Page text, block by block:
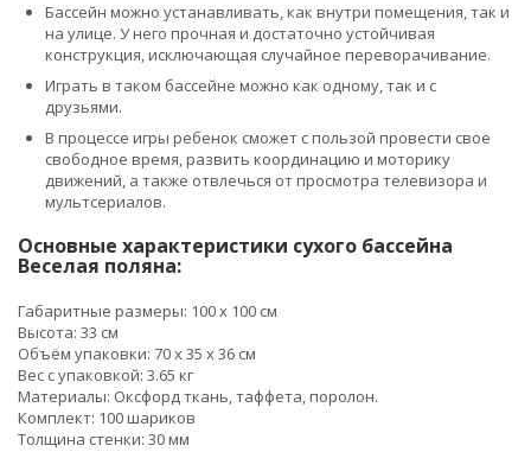
Бассейн можно устанавливать, как внутри помещения, так и
на улице. У него прочная и достаточно устойчивая
конструкция, исключающая случайное переворачивание.
Играть в таком бассейне можно как одному, так и с
друзьями.
В процессе игры ребенок сможет с пользой провести свое
свободное время, развить координацию и моторику
движений, а также отвлечься от просмотра телевизора и
мультсериалов.
Основные характеристики сухого бассейна
Веселая поляна:
Габаритные размеры: 100 x 100 см
Высота: 33 см
Объём упаковки: 70 x 35 x 36 см
Вес с упаковкой: 3.65 кг
Материалы: Оксфорд ткань, таффета, поролон.
Комплект: 100 шариков
Толщина стенки: 30 мм